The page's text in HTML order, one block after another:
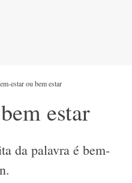
estar ou bem estar
estar
da palavra é bem-